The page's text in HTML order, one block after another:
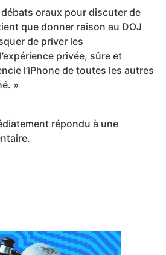
oraux pour discuter de
que donner raison au DOJ
de priver les
privée, sûre et
l’iPhone de toutes les autres
»
répondu à une